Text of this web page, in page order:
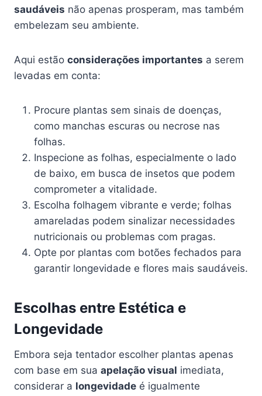
saudáveis não apenas prosperam, mas também
embelezam seu ambiente.
Aqui estão considerações importantes a serem
levadas em conta:
Procure plantas sem sinais de doenças,
como manchas escuras ou necrose nas
folhas.
Inspecione as folhas, especialmente o lado
de baixo, em busca de insetos que podem
comprometer a vitalidade.
Escolha folhagem vibrante e verde; folhas
amareladas podem sinalizar necessidades
nutricionais ou problemas com pragas.
Opte por plantas com botões fechados para
garantir longevidade e flores mais saudáveis.
Escolhas entre Estética e
Longevidade
Embora seja tentador escolher plantas apenas
com base em sua apelação visual imediata,
considerar a longevidade é igualmente